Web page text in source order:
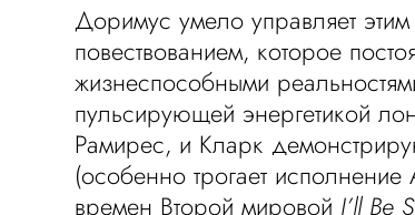
Доримус умело управляет
повествованием, которое
жизнеспособными
пульсирующей энергетикой
Рамирес, и Кларк
(особенно трогает
времен Второй мировой I’ll Be